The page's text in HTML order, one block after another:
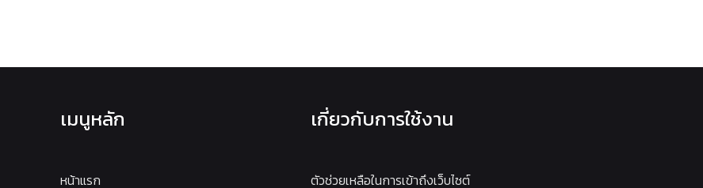
เมนูหลัก
หน้าแรก
เกี่ยวกับการใช้งาน
ตัวช่วยเหลือในการเข้าถึงเว็บไซต์